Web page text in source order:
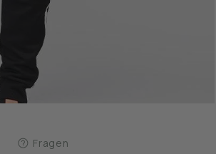
Fragen